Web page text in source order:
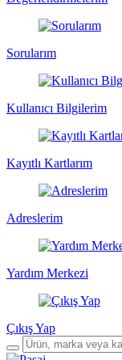
Sorularım
Kullanıcı Bilgilerim
Kayıtlı Kartlarım
Adreslerim
Yardım Merkezi
Çıkış Yap